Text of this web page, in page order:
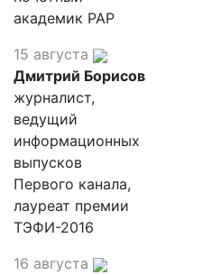
академик РАР
15 августа
Дмитрий Борисов
журналист,
ведущий
информационных
выпусков
Первого канала,
лауреат премии
ТЭФИ-2016
16 августа